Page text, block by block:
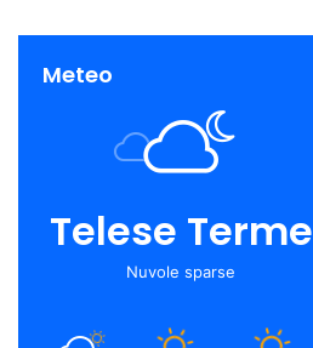
Meteo
Telese Terme
Nuvole sparse